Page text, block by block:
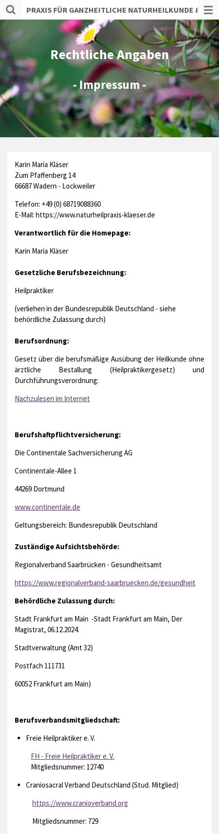
Zum
Hauptinhalt
springen
PRAXIS FÜR GANZHEITLICHE NATURHEILKUNDE &
Rechtliche Angaben
- Impressum -
Karin Maria Kläser
Zum Pfaffenberg 14
66687 Wadern - Lockweiler
Telefon: +49 (0) 68719088360
E-Mail: https://www.naturheilpraxis-klaeser.de
Verantwortlich für die Homepage:
Karin Maria Kläser
Gesetzliche Berufsbezeichnung:
Heilpraktiker
(verliehen in der Bundesrepublik Deutschland - siehe
behördliche Zulassung durch)
Berufsordnung:
Gesetz über die berufsmäßige Ausübung der Heilkunde ohne
ärztliche Bestallung (Heilpraktikergesetz) und
Durchführungsverordnung:
Nachzulesen im Internet
Berufshaftpflichtversicherung:
Die Continentale Sachversicherung AG
Continentale-Allee 1
44269 Dortmund
www.continentale.de
Geltungsbereich: Bundesrepublik Deutschland
Zuständige Aufsichtsbehörde:
Regionalverband Saarbrücken - Gesundheitsamt
https://www.regionalverband-saarbruecken.de/gesundheit
Behördliche Zulassung durch:
Stadt Frankfurt am Main -Stadt Frankfurt am Main, Der
Magistrat, 06.12.2024.
Stadtverwaltung (Amt 32)
Postfach 111731
60052 Frankfurt am Main)
Berufsverbandsmitgliedschaft:
Freie Heilpraktiker e. V.
FH - Freie Heilpraktiker e. V.
Mitgliedsnummer: 12740
Craniosacral Verband Deutschland (Stud. Mitglied)
https://www.cranioverband.org
Mitgliedsnummer: 729